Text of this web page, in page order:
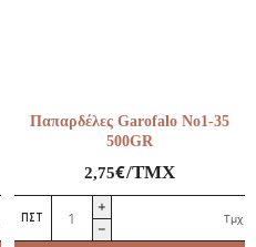
Παπαρδέλες Garofalo No1-35
500GR
2,75€/ΤΜΧ
Παπαρδέλες
Garofalo
Τμχ